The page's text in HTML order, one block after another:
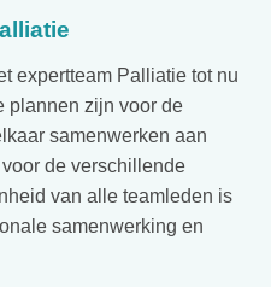
expertteam Palliatie tot nu
plannen zijn voor de
samenwerken aan
de verschillende
van alle teamleden is
samenwerking en